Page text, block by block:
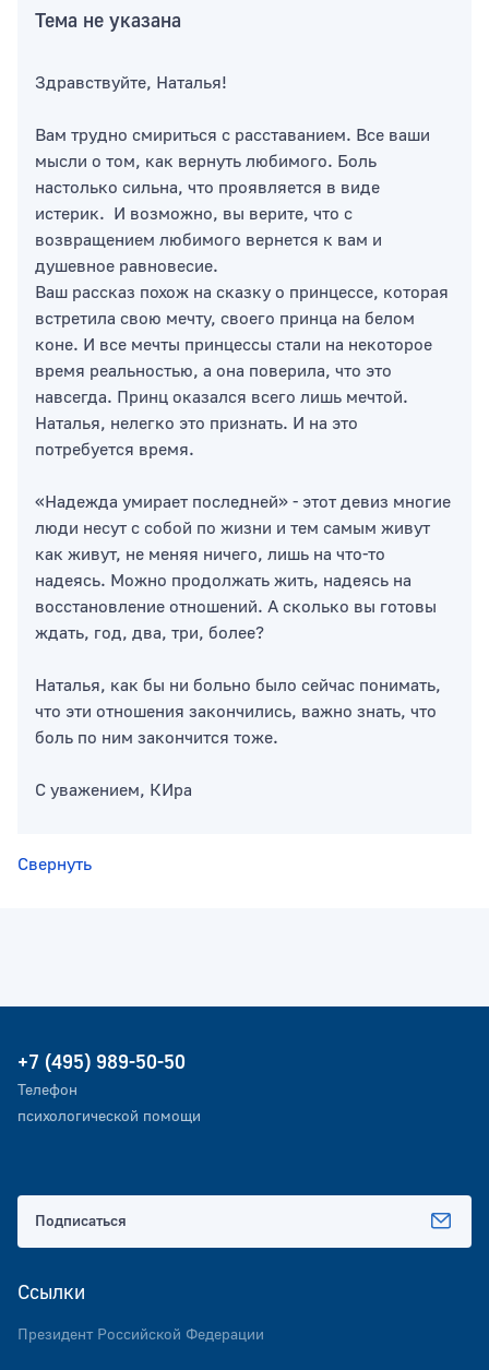
Тема не указана
Здравствуйте, Наталья!
Вам трудно смириться с расставанием. Все ваши
мысли о том, как вернуть любимого. Боль
настолько сильна, что проявляется в виде
истерик. И возможно, вы верите, что с
возвращением любимого вернется к вам и
душевное равновесие.
Ваш рассказ похож на сказку о принцессе, которая
встретила свою мечту, своего принца на белом
коне. И все мечты принцессы стали на некоторое
время реальностью, а она поверила, что это
навсегда. Принц оказался всего лишь мечтой.
Наталья, нелегко это признать. И на это
потребуется время.
«Надежда умирает последней» - этот девиз многие
люди несут с собой по жизни и тем самым живут
как живут, не меняя ничего, лишь на что-то
надеясь. Можно продолжать жить, надеясь на
восстановление отношений. А сколько вы готовы
ждать, год, два, три, более?
Наталья, как бы ни больно было сейчас понимать,
что эти отношения закончились, важно знать, что
боль по ним закончится тоже.
С уважением, КИра
Свернуть
+7 (495) 989-50-50
Телефон
психологической помощи
Ссылки
Президент Российской Федерации
Подписаться